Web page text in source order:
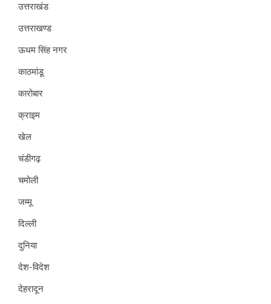
उत्तराखंड
उत्तराखण्ड
ऊधम सिंह नगर
काठमांडू
कारोबार
क्राइम
खेल
चंडीगढ़
चमोली
जम्मू
दिल्ली
दुनिया
देश-विदेश
देहरादून